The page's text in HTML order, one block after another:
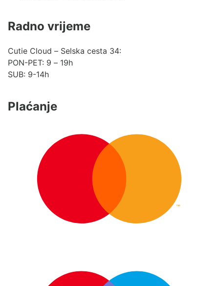
Radno vrijeme
Cutie Cloud – Selska cesta 34:
PON-PET: 9 – 19h
SUB: 9-14h
Plaćanje